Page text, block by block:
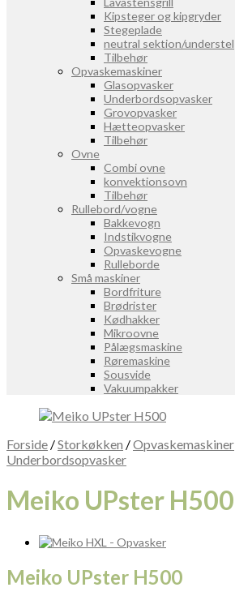
Kipsteger og kipgryder
Stegeplade
neutral sektion/understel
Tilbehør
Opvaskemaskiner
Glasopvasker
Underbordsopvasker
Grovopvasker
Hætteopvasker
Tilbehør
Ovne
Combi ovne
konvektionsovn
Tilbehør
Rullebord/vogne
Bakkevogn
Indstikvogne
Opvaskevogne
Rulleborde
Små maskiner
Bordfriture
Brødrister
Kødhakker
Mikroovne
Pålægsmaskine
Røremaskine
Sousvide
Vakuumpakker
Forside /Storkøkken /Opvaskemaskiner
Underbordsopvasker
Meiko UPster H500
Meiko UPster H500